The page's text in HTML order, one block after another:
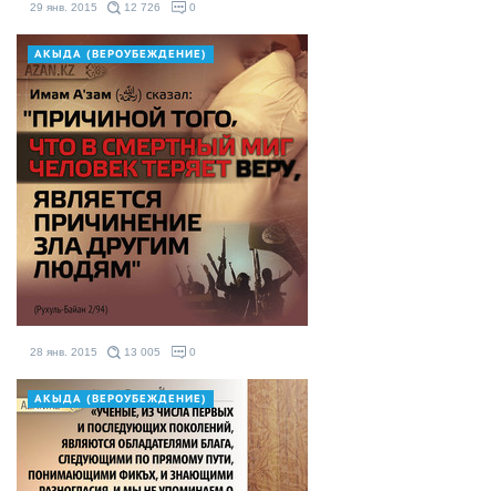
29 янв. 2015 12 726 0
АКЫДА (ВЕРОУБЕЖДЕНИЕ)
28 янв. 2015 13 005 0
АКЫДА (ВЕРОУБЕЖДЕНИЕ)